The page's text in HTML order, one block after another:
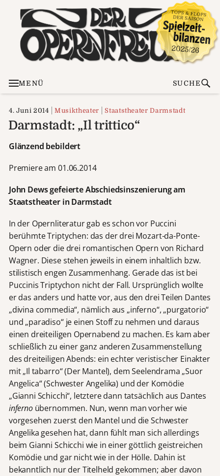
MENÜ SUCHE
4. Juni 2014 Musiktheater Staatstheater Darmstadt
Darmstadt: „Il trittico“
Glänzend bebildert
Premiere am 01.06.2014
John Dews gefeierte Abschiedsinszenierung am
Staatstheater in Darmstadt
In der Opernliteratur gab es schon vor Puccini
berühmte Triptychen: das der drei Mozart-da-Ponte-
Opern oder die drei romantischen Opern von Richard
Wagner. Diese stehen jeweils in einem inhaltlich bzw.
stilistisch engen Zusammenhang. Gerade das ist bei
Puccinis Triptychon nicht der Fall. Ursprünglich wollte
er das anders und hatte vor, aus den drei Teilen Dantes
„divina commedia“, nämlich aus „inferno“, „purgatorio“
und „paradiso“ je einen Stoff zu nehmen und daraus
einen dreiteiligen Opernabend zu machen. Es kam aber
schließlich zu einer ganz anderen Zusammenstellung
des dreiteiligen Abends: ein echter veristischer Einakter
mit „Il tabarro“ (Der Mantel), dem Seelendrama „Suor
Angelica“ (Schwester Angelika) und der Komödie
„Gianni Schicchi“, letztere dann tatsächlich aus Dantes
infernoübernommen. Nun, wenn man vorher wie
vorgesehen zuerst den Mantel und die Schwester
Angelika gesehen hat, dann fühlt man sich allerdings
beim Gianni Schicchi wie in einer göttlich geistreichen
Komödie und gar nicht wie in der Hölle. Dahin ist
bekanntlich nur der Titelheld gekommen; aber davon